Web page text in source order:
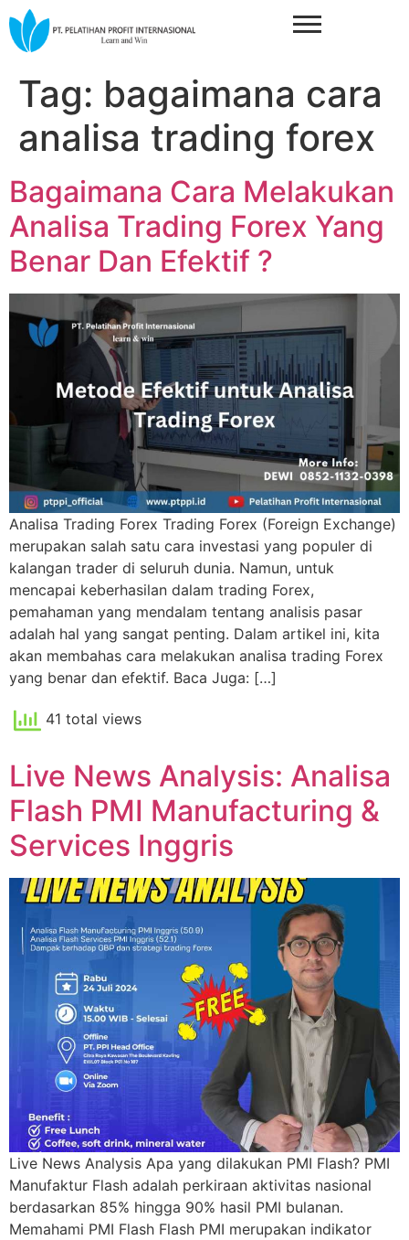
Tag: bagaimana cara
analisa trading forex
Bagaimana Cara Melakukan
Analisa Trading Forex Yang
Benar Dan Efektif ?
Analisa Trading Forex Trading Forex (Foreign Exchange)
merupakan salah satu cara investasi yang populer di
kalangan trader di seluruh dunia. Namun, untuk
mencapai keberhasilan dalam trading Forex,
pemahaman yang mendalam tentang analisis pasar
adalah hal yang sangat penting. Dalam artikel ini, kita
akan membahas cara melakukan analisa trading Forex
yang benar dan efektif. Baca Juga: […]
41 total views
Live News Analysis: Analisa
Flash PMI Manufacturing &
Services Inggris
Live News Analysis Apa yang dilakukan PMI Flash? PMI
Manufaktur Flash adalah perkiraan aktivitas nasional
berdasarkan 85% hingga 90% hasil PMI bulanan.
Memahami PMI Flash Flash PMI merupakan indikator